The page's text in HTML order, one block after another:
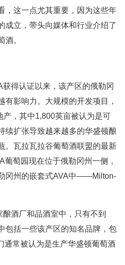
，这一点尤其重要，因为这些年
成立，带头向媒体和行业介绍了
酒。
得认证以来，该产区的俄勒冈
有影响力。大规模的开发项目，
，其中1,800英亩被认为是可
续扩张导致越来越多的华盛顿酿
。瓦拉瓦拉谷葡萄酒联盟的最新
葡萄园现在位于俄勒冈州一侧，
冈州的嵌套式AVA中——Milton-
酒厂和品酒室中，只有不到
包括一些该产区的知名品牌，包
通常被认为是生产华盛顿葡萄酒